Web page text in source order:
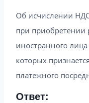
Об исчислении
при приобретении
иностранного
которых
платежного
Ответ: